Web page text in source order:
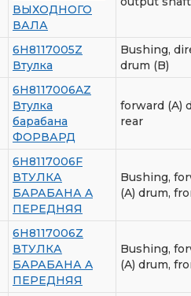
ВЫХОДНОГО
ВАЛА
6H8117005Z
Втулка
Bushing,
drum (B)
6H8117006AZ
Втулка
барабана
ФОРВАРД
forward (A)
rear
6H8117006F
ВТУЛКА
БАРАБАНА A
ПЕРЕДНЯЯ
Bushing,
(A) drum,
6H8117006Z
ВТУЛКА
БАРАБАНА A
ПЕРЕДНЯЯ
Bushing,
(A) drum,